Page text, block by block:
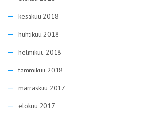
kesäkuu 2018
huhtikuu 2018
helmikuu 2018
tammikuu 2018
marraskuu 2017
elokuu 2017